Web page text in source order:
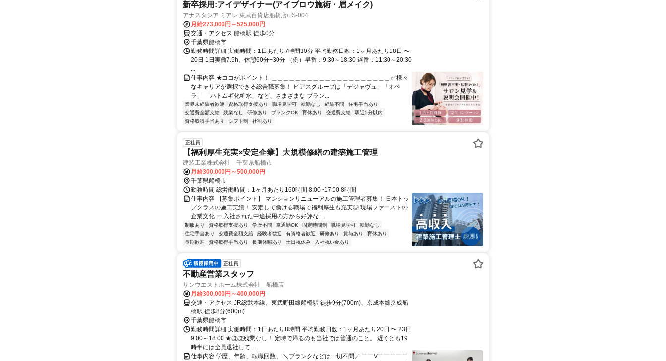
新卒採用:アイデザイナー(アイブロウ施術・眉メイク)
アナスタシア ミアレ 東武百貨店船橋店/FS-004
月給273,000円～525,000円
交通・アクセス 船橋駅 徒歩0分
千葉県船橋市
勤務時間詳細 実働時間：1日あたり7時間30分 平均勤務日数：1ヶ月あたり18日 〜
20日 1日実働7.5h、休憩60分+30分 （例）早番：9:30～18:30 遅番：11:30～20:30
...
仕事内容 ★ココがポイント！ ＿＿＿＿＿＿＿＿＿＿＿＿＿＿＿＿＿＿＿＿ ✅様々
なキャリアが選択できる総合職募集！ ピアスグループは「デジャヴュ」「オペ
ラ」 「ハトムギ化粧水」など、さまざまな ブラン...
業界未経験者歓迎 資格取得支援あり 職場見学可 転勤なし 経験不問
住宅手当あり
交通費全額支給
残業なし 研修あり ブランクOK 育休あり 交通費支給
駅近5分以内
資格取得手当あり
シフト制 社割あり
正社員
【福利厚生充実×安定企業】大規模修繕の建築施工管理
建装工業株式会社 千葉県船橋市
月給300,000円～500,000円
千葉県船橋市
勤務時間 総労働時間：1ヶ月あたり160時間 8:00~17:00 8時間
仕事内容 【募集ポイント】 マンションリニューアルの施工管理者募集！ 日本トッ
プクラスの施工実績！ 安定して働ける職場で福利厚生も充実◎ 現場ファーストの
企業文化 ー 入社された中途採用の方から好評な...
制服あり 資格取得支援あり 学歴不問 車通勤OK 固定時間制 職場見学可
転勤なし
住宅手当あり
交通費全額支給 経験者歓迎 有資格者歓迎 研修あり 賞与あり
育休あり
長期歓迎
資格取得手当あり 長期休暇あり 土日祝休み 入社祝い金あり
正社員
不動産営業スタッフ
サンウエストホーム株式会社 船橋店
月給300,000円～400,000円
交通・アクセス JR総武本線、東武野田線船橋駅 徒歩9分(700m)、京成本線京成船
橋駅 徒歩8分(600m)
千葉県船橋市
勤務時間詳細 実働時間：1日あたり8時間 平均勤務日数：1ヶ月あたり20日 〜 23日
9:00～18:00 ★ほぼ残業なし！ 定時で帰るのも当社では普通のこと。 遅くとも19
時半には全員退社して...
仕事内容 学歴、年齢、転職回数、 ＼ブランクなどは一切不問／ ￣￣V￣￣￣￣￣